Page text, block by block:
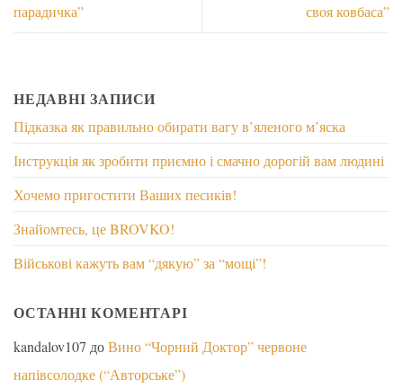
парадичка”
своя ковбаса”
НЕДАВНІ ЗАПИСИ
Підказка як правильно обирати вагу в’яленого м’яска
Інструкція як зробити приємно і смачно дорогій вам людині
Хочемо пригостити Ваших песиків!
Знайомтесь, це BROVKO!
Військові кажуть вам “дякую” за “мощі”!
ОСТАННІ КОМЕНТАРІ
kandalov107 доВино “Чорний Доктор” червоне
напівсолодке (“Авторське”)